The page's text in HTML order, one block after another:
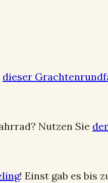
dieser
Nutzen Sie
! Einst gab es bis